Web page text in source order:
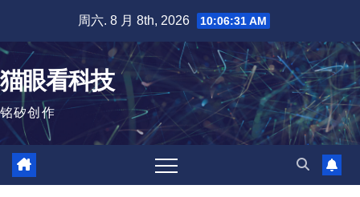
内
容
周六. 8 月 8th, 2026 10:06:31 AM
猫眼看科技
铭矽创作